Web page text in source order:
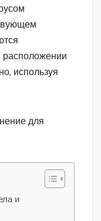
расположении
используя
и